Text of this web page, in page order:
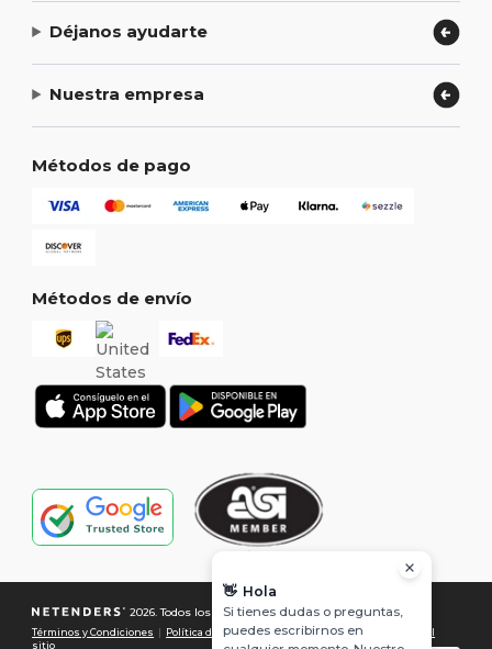
Déjanos ayudarte
Nuestra empresa
Métodos de pago
Métodos de envío
2026. Todos los derechos reservados
Términos y Condiciones Política de Privacidad |Política de Cookies
sitio
👋 Hola
Si tienes dudas o preguntas,
puedes escribirnos en